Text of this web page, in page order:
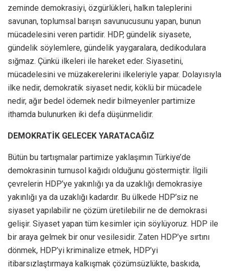
zeminde demokrasiyi, özgürlükleri, halkın taleplerini
savunan, toplumsal barışın savunucusunu yapan, bunun
mücadelesini veren partidir. HDP, gündelik siyasete,
gündelik söylemlere, gündelik yaygaralara, dedikodulara
sığmaz. Çünkü ilkeleri ile hareket eder. Siyasetini,
mücadelesini ve müzakerelerini ilkeleriyle yapar. Dolayısıyla
ilke nedir, demokratik siyaset nedir, köklü bir mücadele
nedir, ağır bedel ödemek nedir bilmeyenler partimize
ithamda bulunurken iki defa düşünmelidir.
DEMOKRATİK GELECEK YARATACAĞIZ
Bütün bu tartışmalar partimize yaklaşımın Türkiye’de
demokrasinin turnusol kağıdı olduğunu göstermiştir. İlgili
çevrelerin HDP’ye yakınlığı ya da uzaklığı demokrasiye
yakınlığı ya da uzaklığı kadardır. Bu ülkede HDP’siz ne
siyaset yapılabilir ne çözüm üretilebilir ne de demokrasi
gelişir. Siyaset yapan tüm kesimler için söylüyoruz. HDP ile
bir araya gelmek bir onur vesilesidir. Zaten HDP’ye sırtını
dönmek, HDP’yi kriminalize etmek, HDP’yi
itibarsızlaştırmaya kalkışmak çözümsüzlükte, baskıda,